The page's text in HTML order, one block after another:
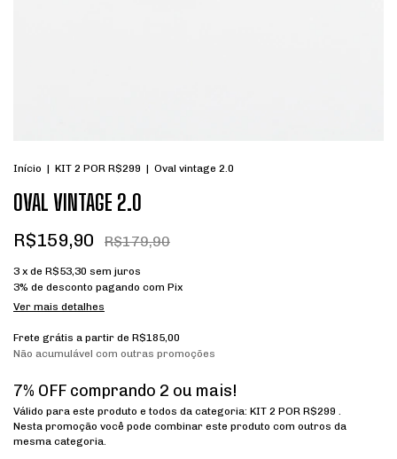
Início | KIT 2 POR R$299 | Oval vintage 2.0
OVAL VINTAGE 2.0
R$159,90 R$179,90
3 x de R$53,30 sem juros
3% de desconto pagando com Pix
Ver mais detalhes
Frete grátis a partir de R$185,00
Não acumulável com outras promoções
7% OFF comprando 2 ou mais!
Válido para este produto e todos da categoria: KIT 2 POR R$299 .
Nesta promoção você pode combinar este produto com outros da
mesma categoria.